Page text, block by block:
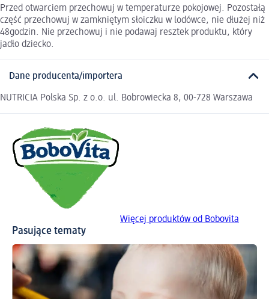
Przed otwarciem przechowuj w temperaturze pokojowej. Pozostałą
część przechowuj w zamkniętym słoiczku w lodówce, nie dłużej niż
48godzin. Nie przechowuj i nie podawaj resztek produktu, który
jadło dziecko.
Dane producenta/importera
NUTRICIA Polska Sp. z o.o. ul. Bobrowiecka 8, 00-728 Warszawa
Więcej produktów od Bobovita
Pasujące tematy